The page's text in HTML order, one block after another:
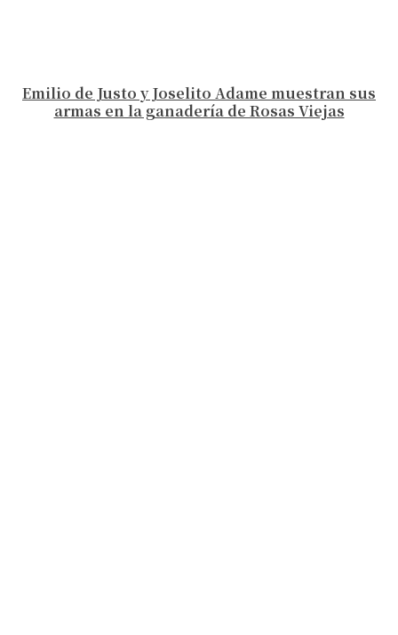
Emilio de Justo y Joselito Adame muestran sus
armas en la ganadería de Rosas Viejas